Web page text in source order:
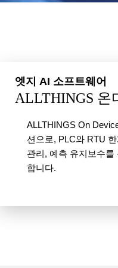
엣지 AI 소프트웨어
ALLTHINGS 온
ALLTHINGS On
션으로, PLC와 RTU
관리, 예측 유지보수
합니다.